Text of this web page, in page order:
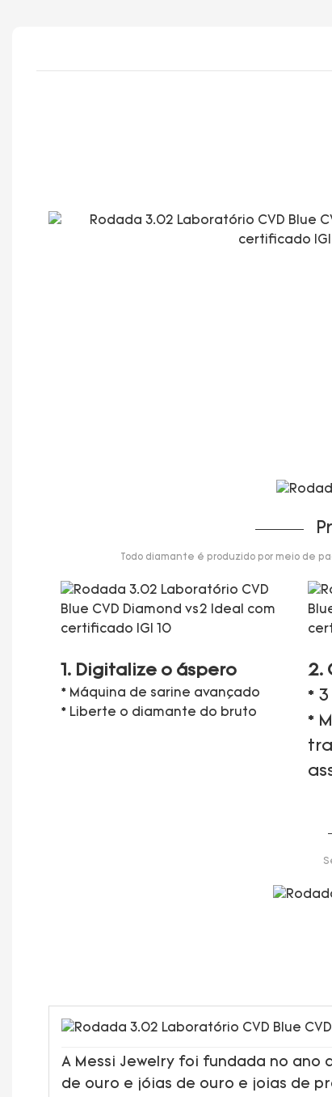
Todo diamante é produzido por meio de
1. Digitalize o áspero
* Máquina de sarine avançado
* Liberte o diamante do bruto
2.
*
*
A Messi Jewelry foi fundada no ano
de ouro e jóias de ouro e joias de